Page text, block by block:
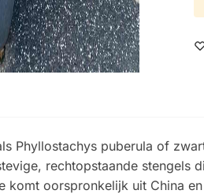
Phyllostachys puberula of
rechtopstaande
komt oorspronkelijk uit China